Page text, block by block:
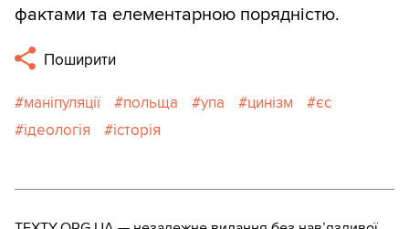
фактами та елементарною порядністю.
Поширити
маніпуляції польща упа цинізм
єс
ідеологія
історія